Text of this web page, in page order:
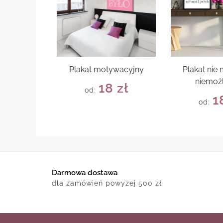
Plakat motywacyjny
od: 18 zł
Plakat nie
od:
Darmowa dostawa
dla zamówień powyżej 500 zł